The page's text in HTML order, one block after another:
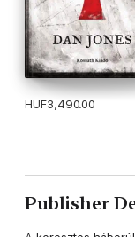
HUF3,490.00
Publisher